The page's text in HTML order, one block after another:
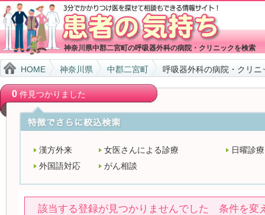
神奈川県中郡二宮町の呼吸器外科の病院・クリニックを検索
HOME 神奈川県 中郡二宮町 呼吸器外科の病院・クリ
0件見つかりました
漢方外来 女医さんによる診療
日曜診療
外国語対応
がん相談
該当する登録が見つかりませんでした 条件を